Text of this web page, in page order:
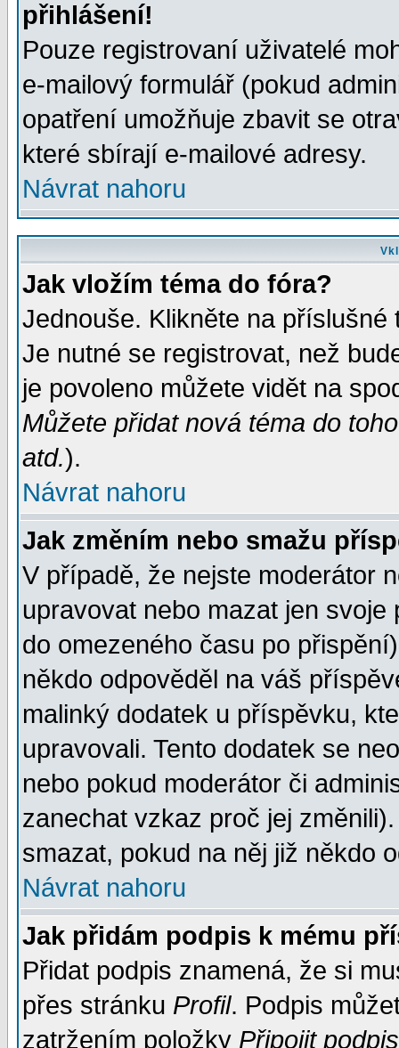
přihlášení!
Pouze registrovaní uživatelé
e-mailový formulář (pokud
opatření umožňuje zbavit se
které sbírají e-mailové adresy.
Návrat nahoru
Jak vložím téma do fóra?
Jednouše. Klikněte na
Je nutné se registrovat, než
je povoleno můžete vidět na
Můžete přidat nová téma do
atd.).
Návrat nahoru
Jak změním nebo smažu
V případě, že nejste moderátor
upravovat nebo mazat jen
do omezeného času po
někdo odpověděl na váš
malinký dodatek u příspěvku,
upravovali. Tento dodatek se
nebo pokud moderátor či
zanechat vzkaz proč jej
smazat, pokud na něj již někdo
Návrat nahoru
Jak přidám podpis k mému
Přidat podpis znamená, že si
přes stránku Profil. Podpis
zatržením položky Připojit podpis